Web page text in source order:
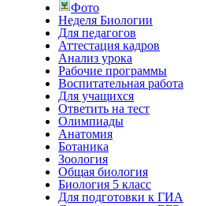
Фото
Неделя Биологии
Для педагогов
Аттестация кадров
Анализ урока
Рабочие программы
Воспитательная работа
Для учащихся
Ответить на тест
Олимпиады
Анатомия
Ботаника
Зоология
Общая биология
Биология 5 класс
Для подготовки к ГИА